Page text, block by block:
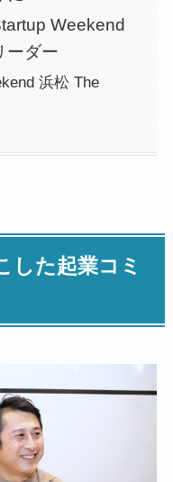
Weekend
ーダー
浜松 The
した起業コミ